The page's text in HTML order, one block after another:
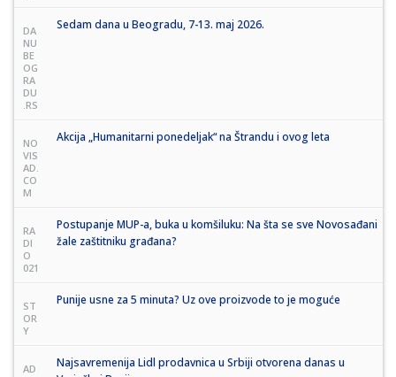
DA
NU
BE
OG
RA
DU
.RS
Sedam dana u Beogradu, 7-13. maj 2026.
NO
VIS
AD.
CO
M
Akcija „Humanitarni ponedeljak“ na Štrandu i ovog leta
RA
DI
O
021
Postupanje MUP-a, buka u komšiluku: Na šta se sve Novosađani
žale zaštitniku građana?
ST
OR
Y
Punije usne za 5 minuta? Uz ove proizvode to je moguće
AD
Najsavremenija Lidl prodavnica u Srbiji otvorena danas u